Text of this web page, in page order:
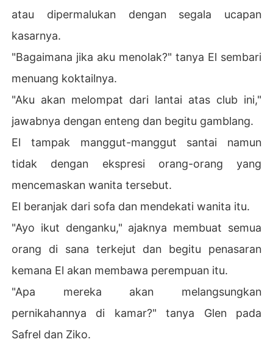
atau dipermalukan dengan segala ucapan
kasarnya.
"Bagaimana jika aku menolak?" tanya El sembari
menuang koktailnya.
"Aku akan melompat dari lantai atas club ini,"
jawabnya dengan enteng dan begitu gamblang.
El tampak manggut-manggut santai namun
tidak dengan ekspresi orang-orang yang
mencemaskan wanita tersebut.
El beranjak dari sofa dan mendekati wanita itu.
"Ayo ikut denganku," ajaknya membuat semua
orang di sana terkejut dan begitu penasaran
kemana El akan membawa perempuan itu.
"Apa mereka akan melangsungkan
pernikahannya di kamar?" tanya Glen pada
Safrel dan Ziko.